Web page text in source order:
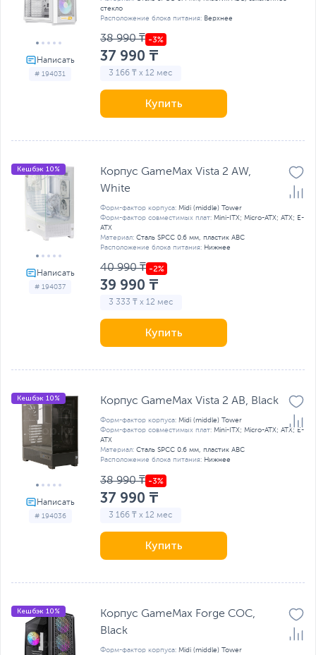
# 194031
стекло
Расположение блока питания: Верхнее
38 990 ₸
37 990 ₸
3 166 ₸ x 12 мес
Купить
# 194037
Кешбэк 10%
Корпус GameMax Vista 2 AW,
White
Форм-фактор корпуса: Midi (middle) Tower
Форм-фактор совместимых плат: Mini-ITX; Micro-ATX; ATX; E-
ATX
Материал: Сталь SPCC 0.6 мм, пластик ABC
Расположение блока питания: Нижнее
40 990 ₸
39 990 ₸
3 333 ₸ x 12 мес
Купить
# 194036
Кешбэк 10% Корпус GameMax Vista 2 AB, Black
Форм-фактор корпуса: Midi (middle) Tower
Форм-фактор совместимых плат: Mini-ITX; Micro-ATX; ATX; E-
ATX
Материал: Сталь SPCC 0.6 мм, пластик ABC
Расположение блока питания: Нижнее
38 990 ₸
37 990 ₸
3 166 ₸ x 12 мес
Купить
Кешбэк 10%
Корпус GameMax Forge COC,
Black
Форм-фактор корпуса: Midi (middle) Tower